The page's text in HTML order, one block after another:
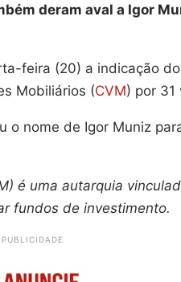
deram aval a Igor
feira (20) a indicação
Mobiliários (CVM) por 31
o nome de Igor Muniz
é uma autarquia
fundos de investimento.
PUBLICIDADE